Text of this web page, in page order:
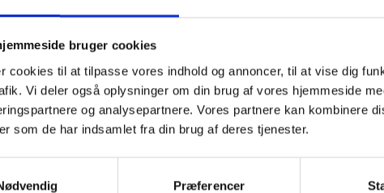
bruger cookies
cookies til at tilpasse vores indhold og annoncer, til at vise dig
Vi deler også oplysninger om din brug af vores hjemmeside
og analysepartnere. Vores partnere kan kombinere
som de har indsamlet fra din brug af deres tjenester.
Præferencer
Struer og Lemvig d. 1. april 2023